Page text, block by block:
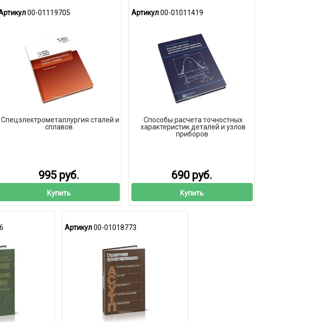
00-01119705
Спецэлектрометаллургия сталей и
сплавов
995 руб.
Купить
Артикул00-01011419
Способы расчета точностных
характеристик деталей и узлов
приборов
690 руб.
Купить
Артикул00-01018773